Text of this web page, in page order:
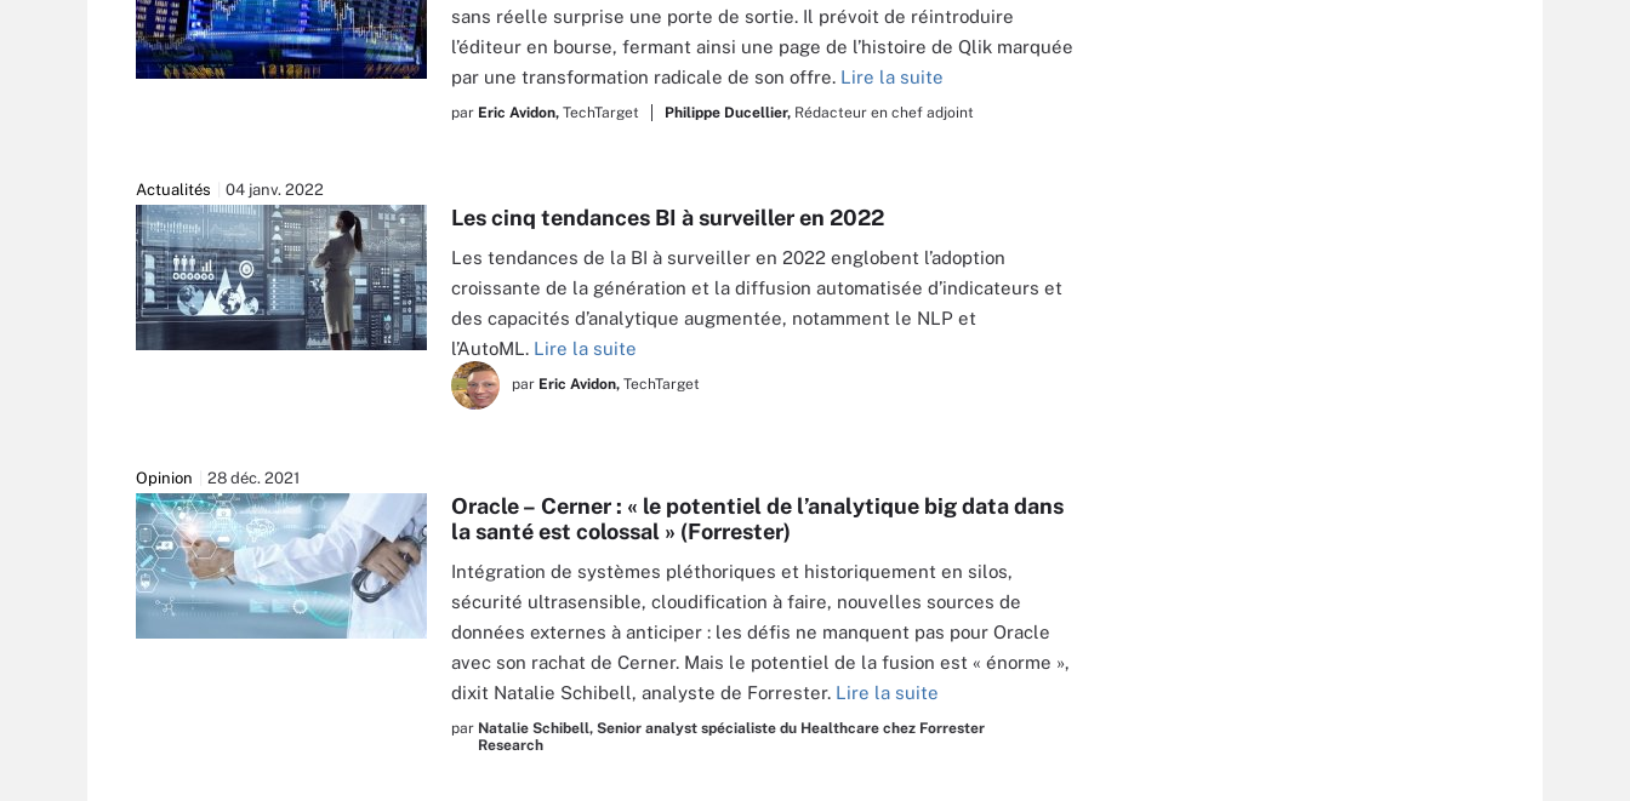
sans réelle surprise une porte de sortie. Il prévoit de réintroduire
l’éditeur en bourse, fermant ainsi une page de l’histoire de Qlik marquée
par une transformation radicale de son offre. Lire la suite
par Eric Avidon, TechTarget Philippe Ducellier, Rédacteur en chef adjoint
Actualités 04 janv. 2022
Les cinq tendances BI à surveiller en 2022
Les tendances de la BI à surveiller en 2022 englobent l’adoption
croissante de la génération et la diffusion automatisée d’indicateurs et
des capacités d’analytique augmentée, notamment le NLP et
l’AutoML. Lire la suite
par Eric Avidon, TechTarget
Opinion 28 déc. 2021
Oracle – Cerner : « le potentiel de l’analytique big data dans
la santé est colossal » (Forrester)
Intégration de systèmes pléthoriques et historiquement en silos,
sécurité ultrasensible, cloudification à faire, nouvelles sources de
données externes à anticiper : les défis ne manquent pas pour Oracle
avec son rachat de Cerner. Mais le potentiel de la fusion est « énorme »,
dixit Natalie Schibell, analyste de Forrester. Lire la suite
par Natalie Schibell, Senior analyst spécialiste du Healthcare chez Forrester
Research